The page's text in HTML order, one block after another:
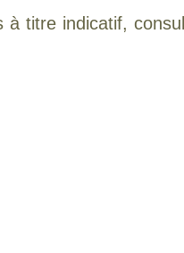
à titre indicatif,